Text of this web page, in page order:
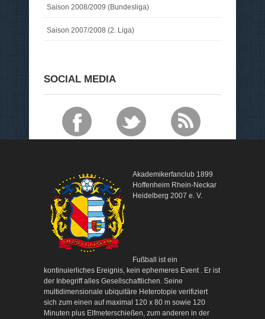
Saison 2008/2009 (Bundesliga)
Saison 2007/2008 (2. Liga)
SOCIAL MEDIA
Akademikerfanclub 1899
Hoffenheim Rhein-Neckar
Heidelberg 2007 e. V.
Fußball ist ein
kontinuierliches Ereignis, kein ephemeres Event . Er ist
der Inbegriff alles Gesellschaftlichen. Seine
multidimensionale ubiquitäre Heterotopie verifiziert
sich zum einen auf maximal 120 x 80 m sowie 120
Minuten plus Elfmeterschießen, zum anderen in der